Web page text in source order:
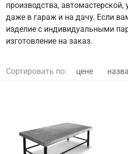
производства, автомастерской,
даже в гараж и на дачу. Если
изделие с индивидуальными
изготовление на заказ.
Сортировать по: цене